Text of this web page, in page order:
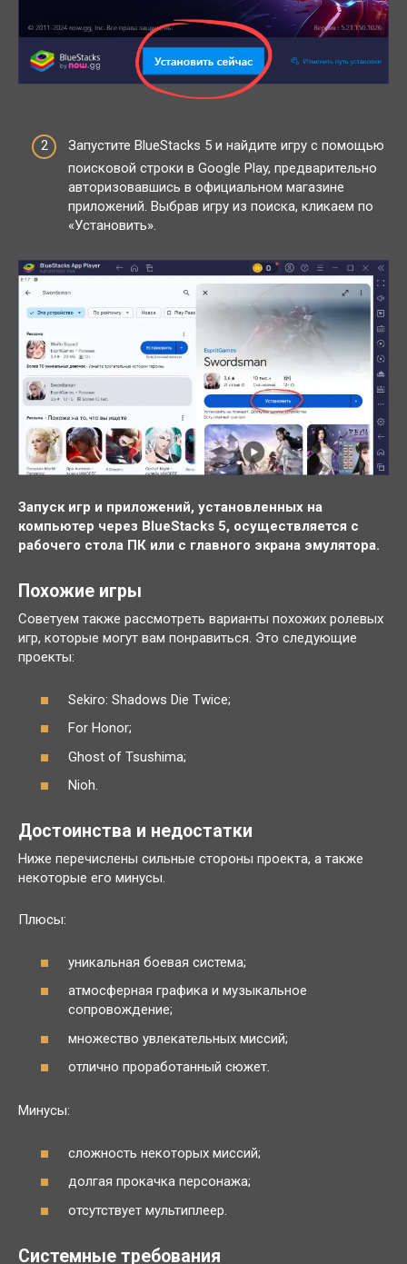
Запустите BlueStacks 5 и найдите игру с помощью
поисковой строки в Google Play, предварительно
авторизовавшись в официальном магазине
приложений. Выбрав игру из поиска, кликаем по
«Установить».
Запуск игр и приложений, установленных на
компьютер через BlueStacks 5, осуществляется с
рабочего стола ПК или с главного экрана эмулятора.
Похожие игры
Советуем также рассмотреть варианты похожих ролевых
игр, которые могут вам понравиться. Это следующие
проекты:
Sekiro: Shadows Die Twice;
For Honor;
Ghost of Tsushima;
Nioh.
Достоинства и недостатки
Ниже перечислены сильные стороны проекта, а также
некоторые его минусы.
Плюсы:
уникальная боевая система;
атмосферная графика и музыкальное
сопровождение;
множество увлекательных миссий;
отлично проработанный сюжет.
Минусы:
сложность некоторых миссий;
долгая прокачка персонажа;
отсутствует мультиплеер.
Системные требования